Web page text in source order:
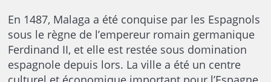
En 1487, Malaga a été conquise par les Espagnols
sous le règne de l’empereur romain germanique
Ferdinand II, et elle est restée sous domination
espagnole depuis lors. La ville a été un centre